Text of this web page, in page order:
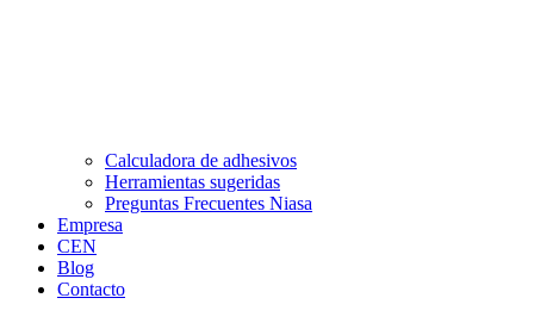
Calculadora de adhesivos
Herramientas sugeridas
Preguntas Frecuentes Niasa
Empresa
CEN
Blog
Contacto